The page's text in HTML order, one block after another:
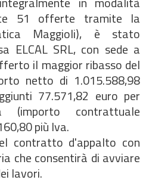
51 offerte tramite la
Maggioli), è stato
ELCAL SRL, con sede a
il maggior ribasso del
netto di 1.015.588,98
77.571,82 euro per
(importo contrattuale
più Iva.
contratto d'appalto con
che consentirà di avviare
lavori.